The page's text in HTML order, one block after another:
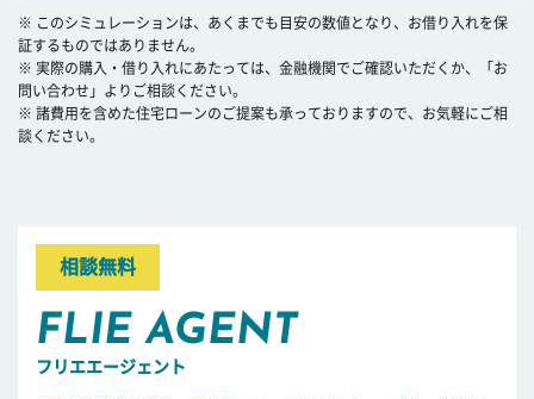
※ このシミュレーションは、あくまでも目安の数値となり、お借り入れを保
証するものではありません。
※ 実際の購入・借り入れにあたっては、金融機関でご確認いただくか、「お
問い合わせ」よりご相談ください。
※ 諸費用を含めた住宅ローンのご提案も承っておりますので、お気軽にご相
談ください。
相談無料
FLIE AGENT
フリエエージェント